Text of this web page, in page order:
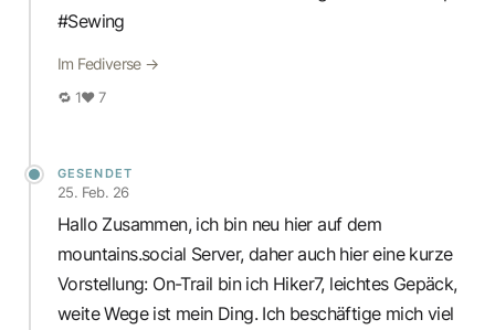
#Sewing
Im Fediverse →
🔁 1♥ 7
GESENDET
25. Feb. 26
Hallo Zusammen, ich bin neu hier auf dem
mountains.social Server, daher auch hier eine kurze
Vorstellung: On-Trail bin ich Hiker7, leichtes Gepäck,
weite Wege ist mein Ding. Ich beschäftige mich viel